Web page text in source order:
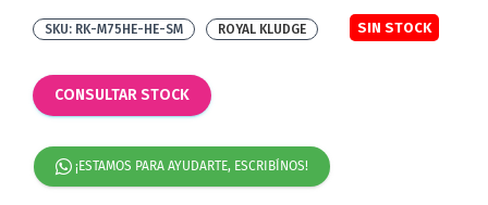
RK-M75HE-HE-SM SIN STOCK
ROYAL KLUDGE
CONSULTAR STOCK
¡ESTAMOS PARA AYUDARTE, ESCRIBÍNOS!